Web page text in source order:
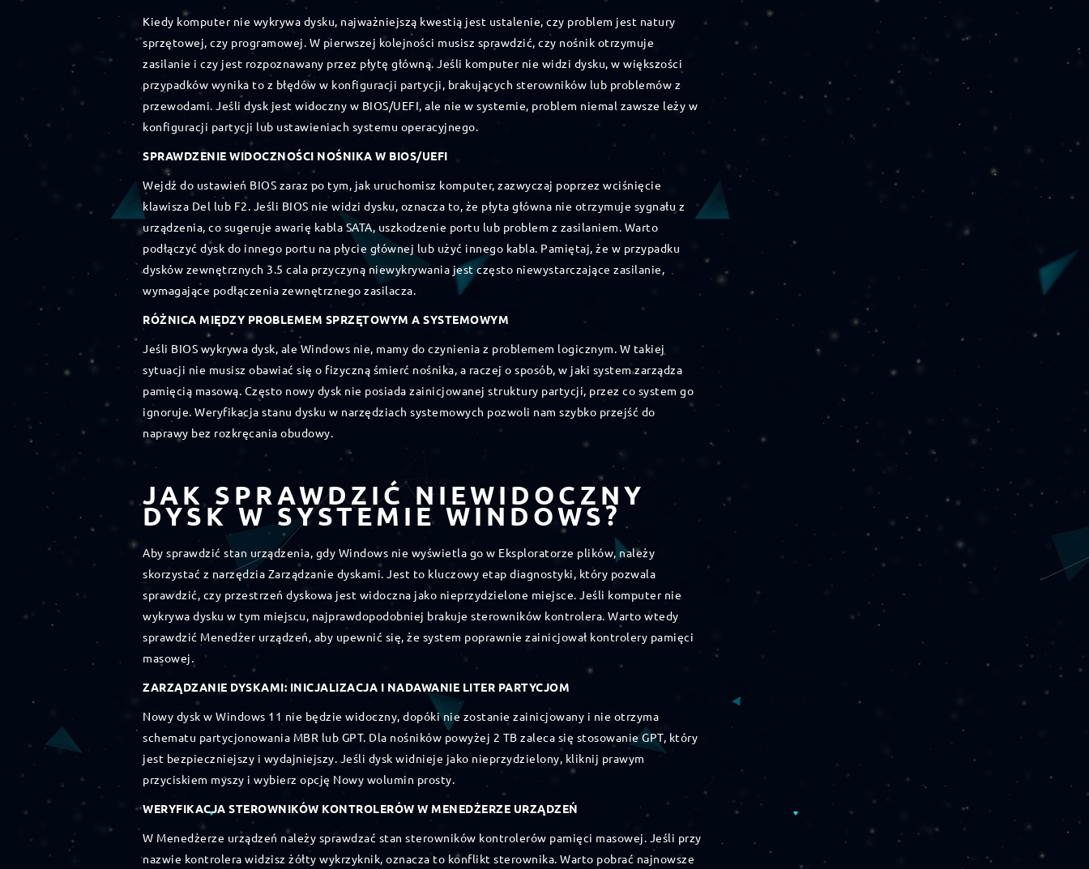
Kiedy komputer nie wykrywa dysku, najważniejszą kwestią jest ustalenie, czy problem jest natury
sprzętowej, czy programowej. W pierwszej kolejności musisz sprawdzić, czy nośnik otrzymuje
zasilanie i czy jest rozpoznawany przez płytę główną. Jeśli komputer nie widzi dysku, w większości
przypadków wynika to z błędów w konfiguracji partycji, brakujących sterowników lub problemów z
przewodami. Jeśli dysk jest widoczny w BIOS/UEFI, ale nie w systemie, problem niemal zawsze leży w
konfiguracji partycji lub ustawieniach systemu operacyjnego.
SPRAWDZENIE WIDOCZNOŚCI NOŚNIKA W BIOS/UEFI
Wejdź do ustawień BIOS zaraz po tym, jak uruchomisz komputer, zazwyczaj poprzez wciśnięcie
klawisza Del lub F2. Jeśli BIOS nie widzi dysku, oznacza to, że płyta główna nie otrzymuje sygnału z
urządzenia, co sugeruje awarię kabla SATA, uszkodzenie portu lub problem z zasilaniem. Warto
podłączyć dysk do innego portu na płycie głównej lub użyć innego kabla. Pamiętaj, że w przypadku
dysków zewnętrznych 3.5 cala przyczyną niewykrywania jest często niewystarczające zasilanie,
wymagające podłączenia zewnętrznego zasilacza.
RÓŻNICA MIĘDZY PROBLEMEM SPRZĘTOWYM A SYSTEMOWYM
Jeśli BIOS wykrywa dysk, ale Windows nie, mamy do czynienia z problemem logicznym. W takiej
sytuacji nie musisz obawiać się o fizyczną śmierć nośnika, a raczej o sposób, w jaki system zarządza
pamięcią masową. Często nowy dysk nie posiada zainicjowanej struktury partycji, przez co system go
ignoruje. Weryfikacja stanu dysku w narzędziach systemowych pozwoli nam szybko przejść do
naprawy bez rozkręcania obudowy.
JAK SPRAWDZIĆ NIEWIDOCZNY
DYSK W SYSTEMIE WINDOWS?
Aby sprawdzić stan urządzenia, gdy Windows nie wyświetla go w Eksploratorze plików, należy
skorzystać z narzędzia Zarządzanie dyskami. Jest to kluczowy etap diagnostyki, który pozwala
sprawdzić, czy przestrzeń dyskowa jest widoczna jako nieprzydzielone miejsce. Jeśli komputer nie
wykrywa dysku w tym miejscu, najprawdopodobniej brakuje sterowników kontrolera. Warto wtedy
sprawdzić Menedżer urządzeń, aby upewnić się, że system poprawnie zainicjował kontrolery pamięci
masowej.
ZARZĄDZANIE DYSKAMI: INICJALIZACJA I NADAWANIE LITER PARTYCJOM
Nowy dysk w Windows 11 nie będzie widoczny, dopóki nie zostanie zainicjowany i nie otrzyma
schematu partycjonowania MBR lub GPT. Dla nośników powyżej 2 TB zaleca się stosowanie GPT, który
jest bezpieczniejszy i wydajniejszy. Jeśli dysk widnieje jako nieprzydzielony, kliknij prawym
przyciskiem myszy i wybierz opcję Nowy wolumin prosty.
WERYFIKACJA STEROWNIKÓW KONTROLERÓW W MENEDŻERZE URZĄDZEŃ
W Menedżerze urządzeń należy sprawdzać stan sterowników kontrolerów pamięci masowej. Jeśli przy
nazwie kontrolera widzisz żółty wykrzyknik, oznacza to konflikt sterownika. Warto pobrać najnowsze